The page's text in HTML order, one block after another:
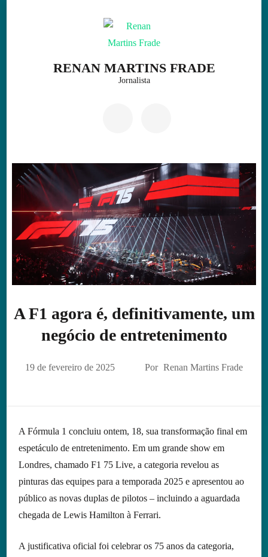
RENAN MARTINS FRADE
Jornalista
A F1 agora é, definitivamente, um
negócio de entretenimento
19 de fevereiro de 2025 Por Renan Martins Frade
A Fórmula 1 concluiu ontem, 18, sua transformação final em
espetáculo de entretenimento. Em um grande show em
Londres, chamado F1 75 Live, a categoria revelou as
pinturas das equipes para a temporada 2025 e apresentou ao
público as novas duplas de pilotos – incluindo a aguardada
chegada de Lewis Hamilton à Ferrari.
A justificativa oficial foi celebrar os 75 anos da categoria,